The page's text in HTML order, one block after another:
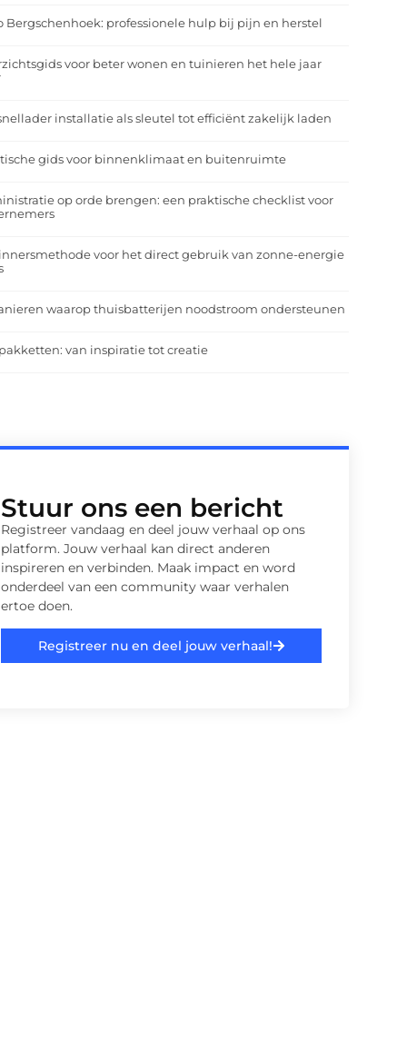
Bergschenhoek: professionele hulp bij pijn en herstel
voor beter wonen en tuinieren het hele jaar
installatie als sleutel tot efficiënt zakelijk laden
gids voor binnenklimaat en buitenruimte
op orde brengen: een praktische checklist voor
voor het direct gebruik van zonne-energie
waarop thuisbatterijen noodstroom ondersteunen
van inspiratie tot creatie
Stuur ons een bericht
Registreer vandaag en deel jouw verhaal op ons
platform. Jouw verhaal kan direct anderen
inspireren en verbinden. Maak impact en word
onderdeel van een community waar verhalen
ertoe doen.
Registreer nu en deel jouw verhaal!